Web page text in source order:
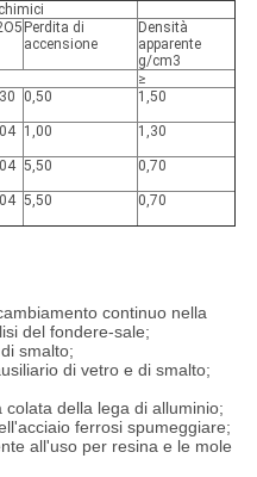
Perdita di
accensione
Densità
apparente
g/cm3
≥
0,50 1,50
1,00 1,30
5,50 0,70
5,50 0,70
continuo nella
del fondere-sale;
smalto;
di vetro e di smalto;
della lega di alluminio;
ferrosi spumeggiare;
all'uso per resina e le mole